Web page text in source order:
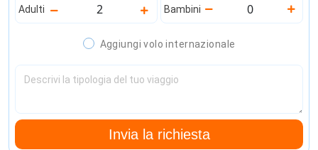
Adulti Bambini
Aggiungi volo internazionale
Invia la richiesta